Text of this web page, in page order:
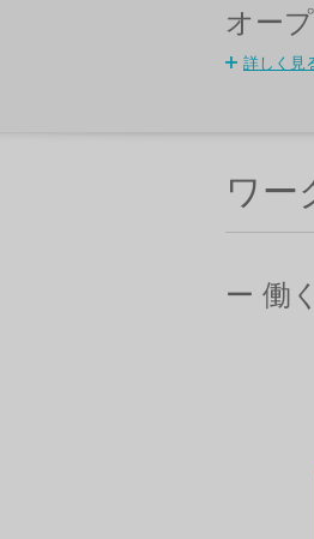
オー
詳しく見
ワー
ー 働